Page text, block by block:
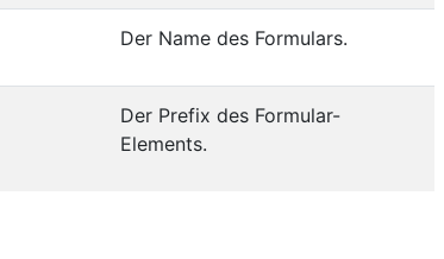
Der Name des Formulars.
Der Prefix des Formular-
Elements.